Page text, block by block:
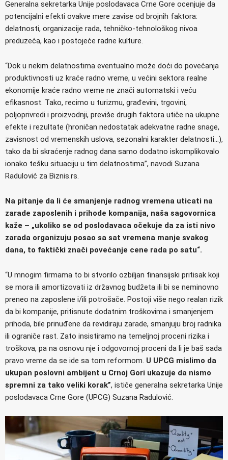
Generalna sekretarka Unije poslodavaca Crne Gore ocenjuje da
potencijalni efekti ovakve mere zavise od brojnih faktora:
delatnosti, organizacije rada, tehničko-tehnološkog nivoa
preduzeća, kao i postojeće radne kulture.
“Dok u nekim delatnostima eventualno može doći do povećanja
produktivnosti uz kraće radno vreme, u većini sektora realne
ekonomije kraće radno vreme ne znači automatski i veću
efikasnost. Tako, recimo u turizmu, građevini, trgovini,
poljoprivredi i proizvodnji, previše drugih faktora utiče na ukupne
efekte i rezultate (hroničan nedostatak adekvatne radne snage,
zavisnost od vremenskih uslova, sezonalni karakter delatnosti…),
tako da bi skraćenje radnog dana samo dodatno iskomplikovalo
ionako tešku situaciju u tim delatnostima”, navodi Suzana
Radulović za Biznis.rs.
Na pitanje da li će smanjenje radnog vremena uticati na
zarade zaposlenih i prihode kompanija, naša sagovornica
kaže – „ukoliko se od poslodavaca očekuje da za isti nivo
zarada organizuju posao sa sat vremena manje svakog
dana, to faktički znači povećanje cene rada po satu“.
“U mnogim firmama to bi stvorilo ozbiljan finansijski pritisak koji
se mora ili amortizovati iz državnog budžeta ili bi se neminovno
preneo na zaposlene i/ili potrošače. Postoji više nego realan rizik
da bi kompanije, pritisnute dodatnim troškovima i smanjenjem
prihoda, bile prinuđene da revidiraju zarade, smanjuju broj radnika
ili ograniče rast. Zato insistiramo na temeljnoj proceni rizika i
troškova, pa na osnovu nje i odgovornoj proceni da li je baš sada
pravo vreme da se ide sa tom reformom. U UPCG mislimo da
ukupan poslovni ambijent u Crnoj Gori ukazuje da nismo
spremni za tako veliki korak”, ističe generalna sekretarka Unije
poslodavaca Crne Gore (UPCG) Suzana Radulović.